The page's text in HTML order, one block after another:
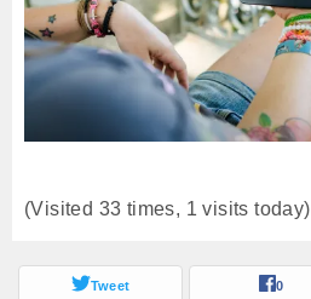
(Visited 33 times, 1 visits today)
Tweet 0